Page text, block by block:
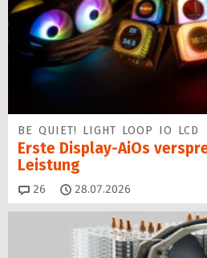
BE QUIET! LIGHT LOOP IO LCD
Erste Display-AiOs
Leistung
26 Kommentare
28.07.2026